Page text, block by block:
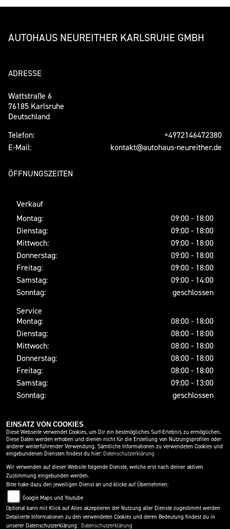
AUTOHAUS NEUREITHER KARLSRUHE GMBH
ADRESSE
Wattstraße 6
76185 Karlsruhe
Deutschland
Telefon:
+4972146472380
E-Mail:
kontakt@autohaus-neureither.de
ÖFFNUNGSZEITEN
Verkauf
Montag:
09:00 - 18:00
Dienstag:
09:00 - 18:00
Mittwoch:
09:00 - 18:00
Donnerstag:
09:00 - 18:00
Freitag:
09:00 - 18:00
Samstag:
09:00 - 14:00
Sonntag:
geschlossen
Service
Montag:
08:00 - 18:00
Dienstag:
08:00 - 18:00
Mittwoch:
08:00 - 18:00
Donnerstag:
08:00 - 18:00
Freitag:
08:00 - 18:00
Samstag:
09:00 - 13:00
Sonntag:
geschlossen
SOCIAL MEDIA
IMPRESSUM DATENSCHUTZ DISCLAIMER
EINSATZ VON COOKIES
Diese Webseite verwendet Cookies, um Dir ein bestmögliches Surf-Erlebnis zu ermöglichen.
Diese Daten werden erhoben und dienen nicht für die Erstellung von Nutzungsprofilen oder
anderer weiterführender Verwendung. Sämtliche Informationen zu verwendeten Cookies und
eingebundenen Diensten findest du hier: Datenschutzerklärung
Wir verwenden auf dieser Website folgende Dienste, welche erst nach deiner aktiven
Zustimmung eingebunden werden.
Bitte hake dazu den jeweiligen Dienst an und klicke auf Übernehmen:
Google Maps und Youtube
Optional kann mit Klick auf Alles akzeptieren der Nutzung aller Dienste zugestimmt werden
Detailierte Informationen zu den verwendeten Cookies und deren Bedeutung findest du in
unserer Datenschutzerklärung: Datenschutzerklärung